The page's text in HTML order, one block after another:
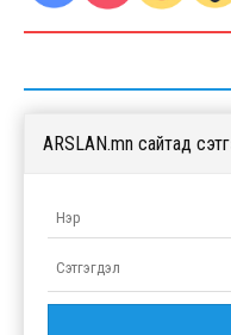
ARSLAN.mn сайтад